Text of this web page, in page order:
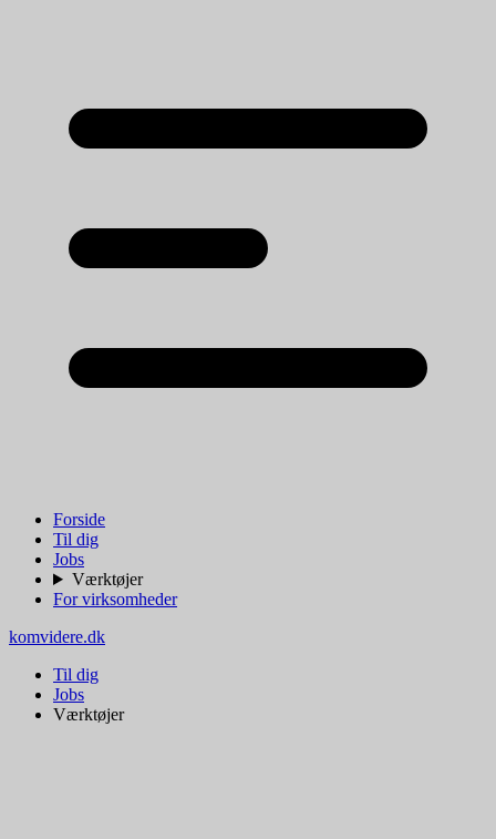
Forside
Til dig
Jobs
Værktøjer
For virksomheder
komvidere.dk
Til dig
Jobs
Værktøjer